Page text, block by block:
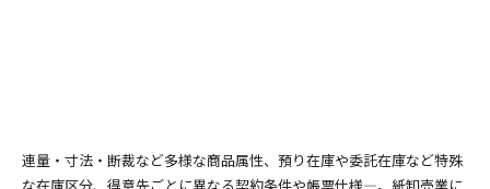
連量・寸法・断裁など多様な商品属性、預り在庫や委託在庫など特殊